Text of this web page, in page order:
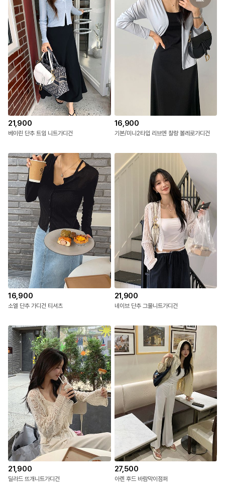
21,900
베이린 단추 트임 니트가디건
16,900
기본/미니2타입 리브엔 찰랑 볼레로가디건
16,900
소엘 단추 가디건 티셔츠
21,900
네이브 단추 그물니트가디건
21,900
딜라드 뜨개니트가디건
27,500
아렌 후드 바람막이점퍼